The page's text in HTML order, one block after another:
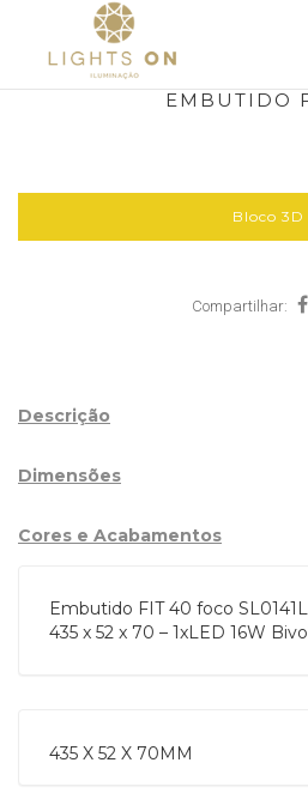
EMBUTIDO
Bloco 3D
Compartilhar:
Descrição
Dimensões
Cores e Acabamentos
Embutido FIT 40 foco
435 x 52 x 70 – 1xLED 16W
435 X 52 X 70MM